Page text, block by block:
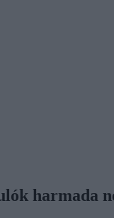
harmada